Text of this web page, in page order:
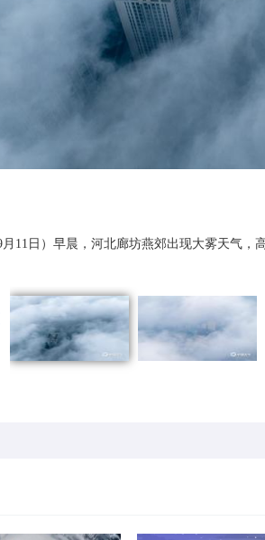
11日）早晨，河北廊坊燕郊出现大雾天气